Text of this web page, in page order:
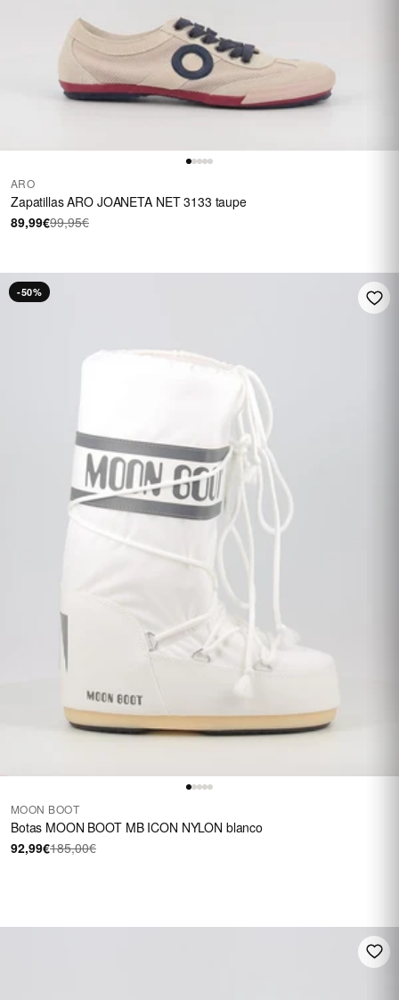
ARO
Zapatillas ARO JOANETA NET 3133 taupe
89,99€99,95€
-50%
MOON BOOT
Botas MOON BOOT MB ICON NYLON blanco
92,99€185,00€